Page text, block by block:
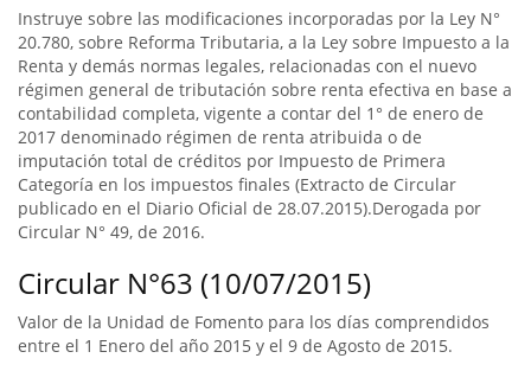
Instruye sobre las modificaciones incorporadas por la Ley N°
20.780, sobre Reforma Tributaria, a la Ley sobre Impuesto a la
Renta y demás normas legales, relacionadas con el nuevo
régimen general de tributación sobre renta efectiva en base a
contabilidad completa, vigente a contar del 1° de enero de
2017 denominado régimen de renta atribuida o de
imputación total de créditos por Impuesto de Primera
Categoría en los impuestos finales (Extracto de Circular
publicado en el Diario Oficial de 28.07.2015).Derogada por
Circular N° 49, de 2016.
Circular N°63 (10/07/2015)
Valor de la Unidad de Fomento para los días comprendidos
entre el 1 Enero del año 2015 y el 9 de Agosto de 2015.